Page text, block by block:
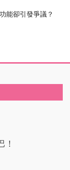
能卻引發爭議？